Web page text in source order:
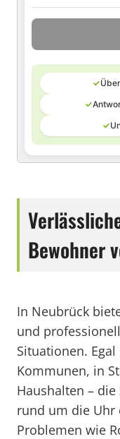
✓
✓
✓
Bewohner
In Neubrück
und
Situationen.
Kommunen, in
Haushalten –
rund um die Uhr
Problemen wie